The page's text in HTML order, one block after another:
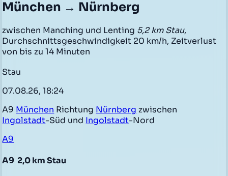
München → Nürnberg
zwischen Manching und Lenting 5,2 km Stau,
Durchschnittsgeschwindigkeit 20 km/h, Zeitverlust
von bis zu 14 Minuten
Stau
07.08.26, 18:24
A9 München Richtung Nürnberg zwischen
Ingolstadt-Süd und Ingolstadt-Nord
A9
A9 2,0 km Stau